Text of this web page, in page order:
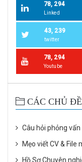
78, 294
Linked
43, 239
twitter
78, 294
Youtube
CÁC CHỦ
Câu hỏi phỏng vấn
Mẹo viết CV & File
Hồ Sơ Chuyên